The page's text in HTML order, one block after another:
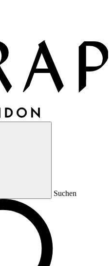
Suchen